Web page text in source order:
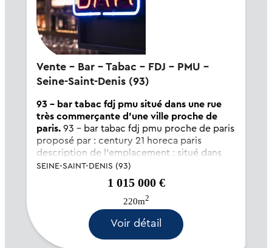
Vente - Bar - Tabac - FDJ - PMU -
Seine-Saint-Denis (93)
93 - bar tabac fdj pmu situé dans une rue
très commerçante d'une ville proche de
paris.93 - bar tabac fdj pmu proche de paris
proposé par : century 21 horeca paris
description de l'emplacement : situé dans
une rue très commerçante d'une ville
proche de paris. emplacement idéal offrant
une forte visibilité et un flux constant...
SEINE-SAINT-DENIS (93)
1 015 000 €
220m2
Voir détail